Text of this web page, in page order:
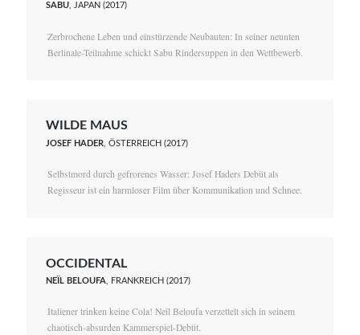
SABU, JAPAN (2017)
Zerbrochene Leben und einstürzende Neubauten: In seiner neunten
Berlinale-Teilnahme schickt Sabu Rindersuppen in den Wettbewerb.
WILDE MAUS
JOSEF HADER , ÖSTERREICH (2017)
Selbstmord durch gefrorenes Wasser: Josef Haders Debüt als
Regisseur ist ein harmloser Film über Kommunikation und Schnee.
OCCIDENTAL
NEÏL BELOUFA , FRANKREICH (2017)
Italiener trinken keine Cola! Neïl Beloufa verzettelt sich in seinem
chaotisch-absurden Kammerspiel-Debüt.